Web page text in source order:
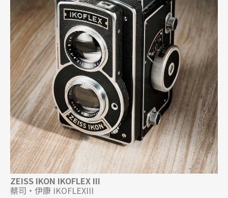
ZEISS IKON IKOFLEX III
蔡司・伊康 IKOFLEXIII